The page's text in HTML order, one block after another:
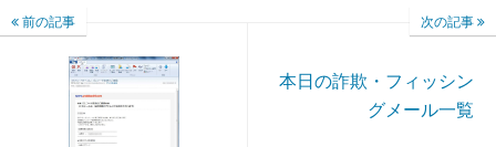
前の記事 次の記事
本日の詐欺・フィッシン
グメール一覧